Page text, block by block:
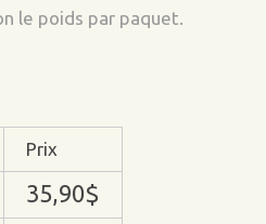
le poids par paquet.
Prix
35,90$